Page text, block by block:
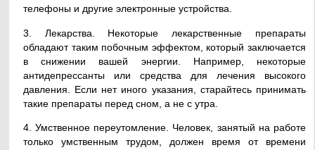
телефоны и другие электронные устройства.
3. Лекарства. Некоторые лекарственные препараты
обладают таким побочным эффектом, который заключается
в снижении вашей энергии. Например, некоторые
антидепрессанты или средства для лечения высокого
давления. Если нет иного указания, старайтесь принимать
такие препараты перед сном, а не с утра.
4. Умственное переутомление. Человек, занятый на работе
только умственным трудом, должен время от времени